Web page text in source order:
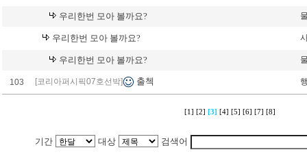
우리한번 모아 볼까요?
우리한번 모아 볼까요?
우리한번 모아 볼까요?
103 [코리아퍼시픽07호선박] 출첵
[1] [2] [3] [4] [5] [6] [7] [8]
기간 대상 검색어